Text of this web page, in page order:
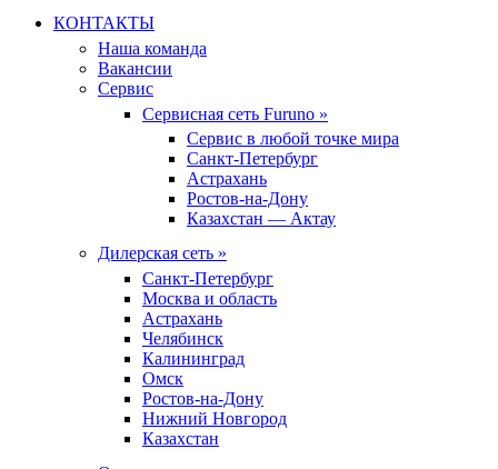
КОНТАКТЫ
Наша команда
Вакансии
Сервис
Сервисная сеть Furuno »
Сервис в любой точке мира
Санкт-Петербург
Астрахань
Ростов-на-Дону
Казахстан — Актау
Дилерская сеть »
Санкт-Петербург
Москва и область
Астрахань
Челябинск
Калининград
Омск
Ростов-на-Дону
Нижний Новгород
Казахстан